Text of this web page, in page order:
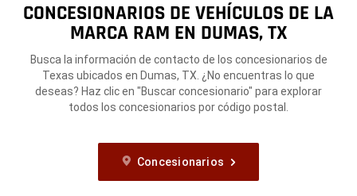
CONCESIONARIOS DE VEHÍCULOS DE LA
MARCA RAM EN DUMAS, TX
Busca la información de contacto de los concesionarios de
Texas ubicados en Dumas, TX. ¿No encuentras lo que
deseas? Haz clic en "Buscar concesionario" para explorar
todos los concesionarios por código postal.
Concesionarios